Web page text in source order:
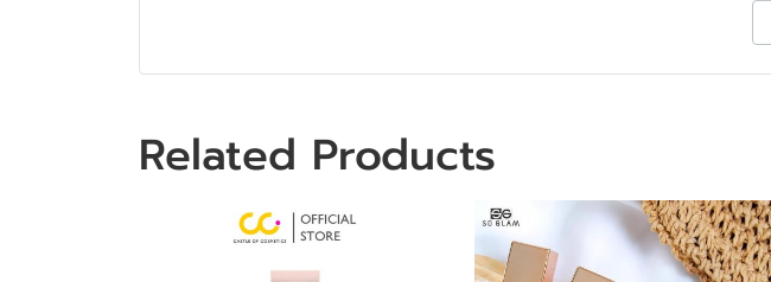
Related Products